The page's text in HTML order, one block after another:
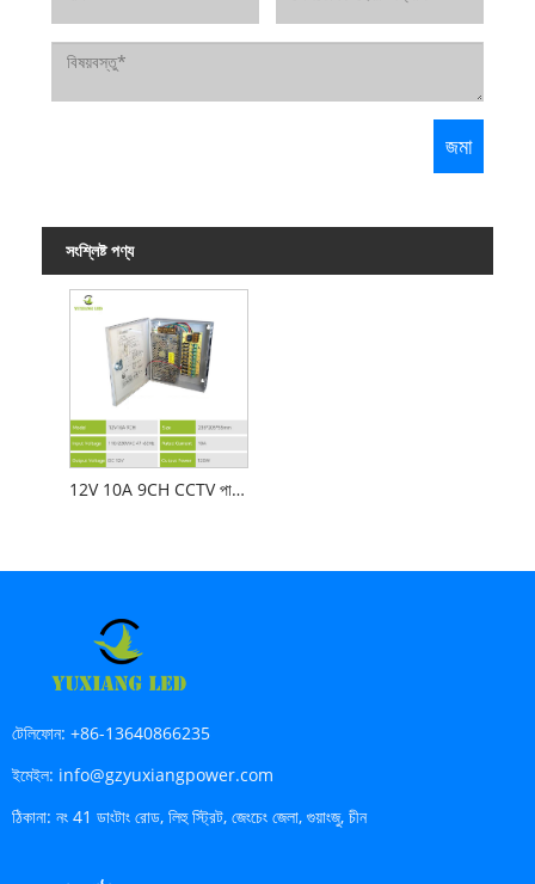
সংশ্লিষ্ট পণ্য
12V 10A 9CH CCTV পাওয়ার সাপ্লাই বক্স
টেলিফোন: +86-13640866235
ইমেইল: info@gzyuxiangpower.com
ঠিকানা: নং 41 ডাংটাং রোড, লিহু স্ট্রিট, জেংচেং জেলা, গুয়াংজু, চীন